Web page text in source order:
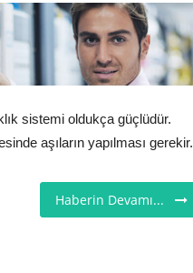
sistemi oldukça güçlüdür.
aşıların yapılması gerekir.
Haberin Devamı...